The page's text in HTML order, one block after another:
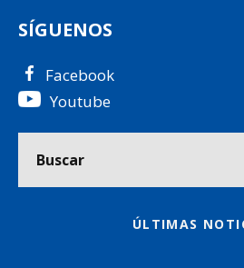
SÍGUENOS
Facebook
Youtube
ÚLTIMAS